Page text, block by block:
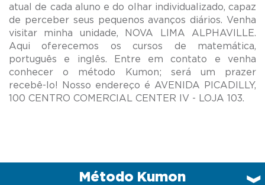
atual de cada aluno e do olhar individualizado, capaz
de perceber seus pequenos avanços diários. Venha
visitar minha unidade, NOVA LIMA ALPHAVILLE.
Aqui oferecemos os cursos de matemática,
português e inglês. Entre em contato e venha
conhecer o método Kumon; será um prazer
recebê-lo! Nosso endereço é AVENIDA PICADILLY,
Método Kumon